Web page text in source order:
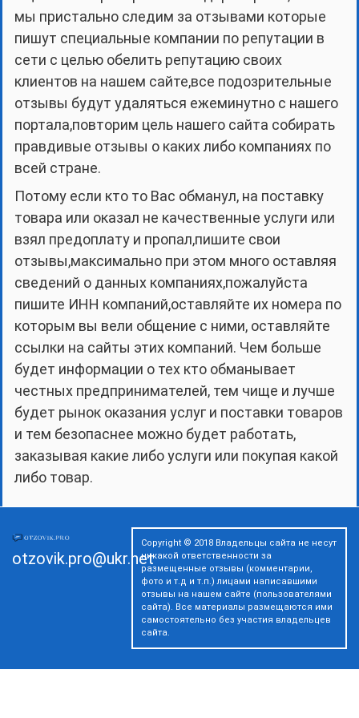
мы пристально следим за отзывами которые
пишут специальные компании по репутации в
сети с целью обелить репутацию своих
клиентов на нашем сайте,все подозрительные
отзывы будут удаляться ежеминутно с нашего
портала,повторим цель нашего сайта собирать
правдивые отзывы о каких либо компаниях по
всей стране.
Потому если кто то Вас обманул, на поставку
товара или оказал не качественные услуги или
взял предоплату и пропал,пишите свои
отзывы,максимально при этом много оставляя
сведений о данных компаниях,пожалуйста
пишите ИНН компаний,оставляйте их номера по
которым вы вели общение с ними, оставляйте
ссылки на сайты этих компаний. Чем больше
будет информации о тех кто обманывает
честных предпринимателей, тем чище и лучше
будет рынок оказания услуг и поставки товаров
и тем безопаснее можно будет работать,
заказывая какие либо услуги или покупая какой
либо товар.
otzovik.pro@ukr.net
Copyright © 2018 Владельцы сайта не несут
никакой ответственности за
размещенные отзывы (комментарии,
фото и т.д и т.п.) лицами написавшими
отзывы на нашем сайте (пользователями
сайта). Все материалы размещаются ими
самостоятельно без участия владельцев
сайта.